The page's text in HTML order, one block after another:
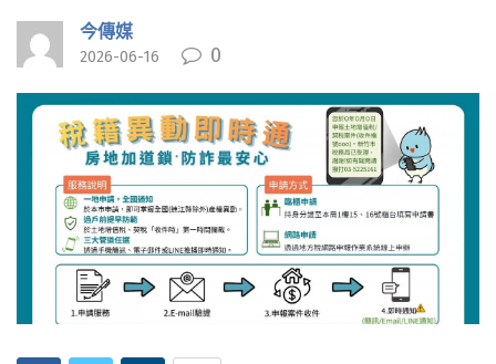
今傳媒
2026-06-16 0